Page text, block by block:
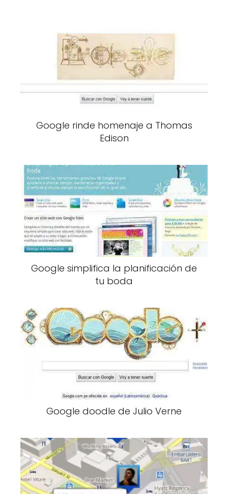
Google rinde homenaje a Thomas
Edison
Google simplifica la planificación de
tu boda
Google doodle de Julio Verne